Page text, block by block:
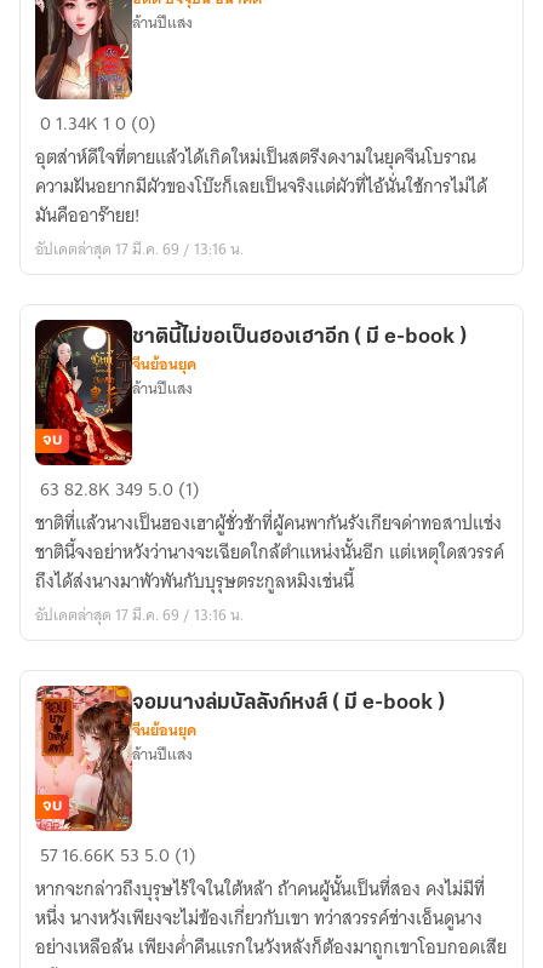
เมื่อ
กะเทย
ควาย
กลาย
เป็น
ฮู
2
ล้านปีแสง
01.34K 10 (0)
อุตส่าห์ดีใจที่ตายแล้วได้เกิดใหม่เป็นสตรีงดงามในยุคจีนโบราณ
ความฝันอยากมีผัวของโบ๊ะก็เลยเป็นจริงแต่ผัวที่ไอ้นั่นใช้การไม่ได้
มันคืออาร๊ายย!
อัปเดตล่าสุด 17 มี.ค. 69 / 13:16 น.
ชาติ
ไม่
ขอ
เป็น
ฮองเฮา
(
มี
e-
book
)
จบ
ชาตินี้ไม่ขอเป็นฮองเฮาอีก ( มี e-book )
จีนย้อนยุค
ล้านปีแสง
6382.8K 349 5.0 (1)
ชาติที่แล้วนางเป็นฮองเฮาผู้ชั่วช้าที่ผู้คนพากันรังเกียจด่าทอสาปแช่ง
ชาตินี้จงอย่าหวังว่านางจะเฉียดใกล้ตำแหน่งนั้นอีก แต่เหตุใดสวรรค์
ถึงได้ส่งนางมาพัวพันกับบุรุษตระกูลหมิงเช่นนี้
อัปเดตล่าสุด 17 มี.ค. 69 / 13:16 น.
จอม
ล่ม
บัลลังก์
หงส์
จบ
จอมนางล่มบัลลังก์หงส์ ( มี e-book )
จีนย้อนยุค
ล้านปีแสง
5716.66K 53 5.0 (1)
หากจะกล่าวถึงบุรุษไร้ใจในใต้หล้า ถ้าคนผู้นั้นเป็นที่สอง คงไม่มีที่
หนึ่ง นางหวังเพียงจะไม่ข้องเกี่ยวกับเขา ทว่าสวรรค์ช่างเอ็นดูนาง
อย่างเหลือล้น เพียงค่ำคืนแรกในวังหลังก็ต้องมาถูกเขาโอบกอดเสีย